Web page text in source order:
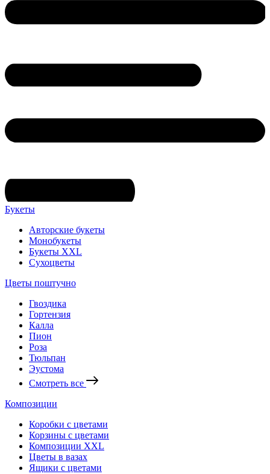
Букеты
Авторские букеты
Монобукеты
Букеты XXL
Сухоцветы
Цветы поштучно
Гвоздика
Гортензия
Калла
Пион
Роза
Тюльпан
Эустома
Смотреть все
Композиции
Коробки с цветами
Корзины с цветами
Композиции XXL
Цветы в вазах
Ящики с цветами